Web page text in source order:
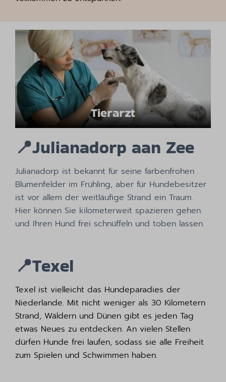
Tierarzt
📍Julianadorp aan Zee
Julianadorp ist bekannt für seine farbenfrohen
Blumenfelder im Frühling, aber für Hundebesitzer
ist vor allem der weitläufige Strand ein Traum.
Hier können Sie kilometerweit spazieren gehen
und Ihren Hund frei schnüffeln und toben lassen.
📍Texel
Texel ist vielleicht das Hundeparadies der
Niederlande. Mit nicht weniger als 30 Kilometern
Strand, Wäldern und Dünen gibt es jeden Tag
etwas Neues zu entdecken. An vielen Stellen
dürfen Hunde frei laufen, sodass sie alle Freiheit
zum Spielen und Schwimmen haben.